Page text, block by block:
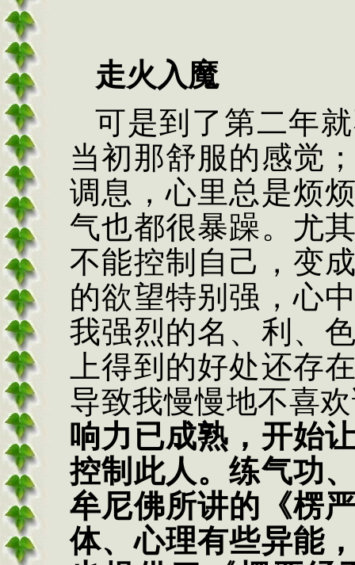
走火入魔
可是到了第二年
当初那舒服的感觉
调息，心里总是烦
气也都很暴躁。尤
不能控制自己，变
的欲望特别强，心
我强烈的名、利、
上得到的好处还存
导致我慢慢地不喜
响力已成熟，开始
控制此人。练气功
牟尼佛所讲的《楞
体、心理有些异能